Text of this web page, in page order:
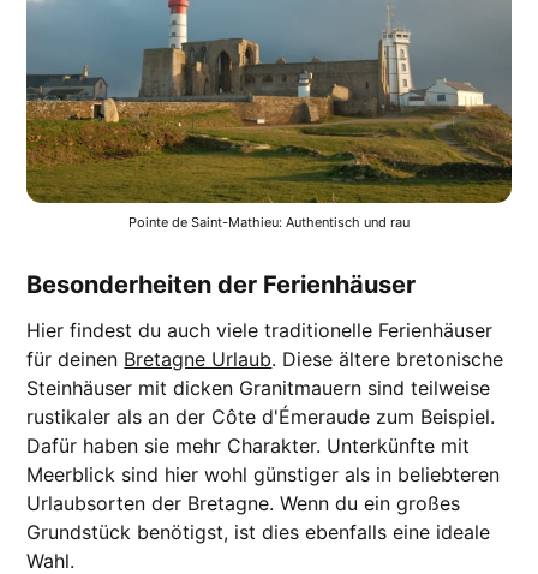
Pointe de Saint-Mathieu: Authentisch und rau
Besonderheiten der Ferienhäuser
Hier findest du auch viele traditionelle Ferienhäuser
für deinen Bretagne Urlaub. Diese ältere bretonische
Steinhäuser mit dicken Granitmauern sind teilweise
rustikaler als an der Côte d'Émeraude zum Beispiel.
Dafür haben sie mehr Charakter. Unterkünfte mit
Meerblick sind hier wohl günstiger als in beliebteren
Urlaubsorten der Bretagne. Wenn du ein großes
Grundstück benötigst, ist dies ebenfalls eine ideale
Wahl.